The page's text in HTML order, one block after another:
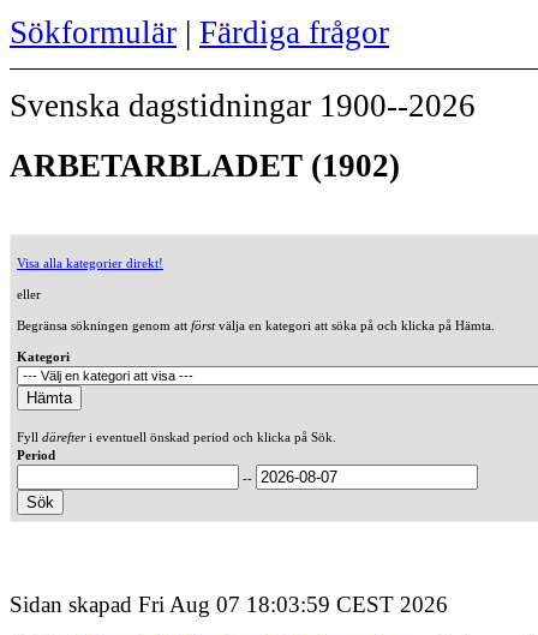
Sökformulär | Färdiga frågor
Svenska dagstidningar 1900--2026
ARBETARBLADET (1902)
Visa alla kategorier direkt!
eller
Begränsa sökningen genom att förstvälja en kategori att söka på och klicka på Hämta.
Kategori
Fyll därefteri eventuell önskad period och klicka på Sök.
Period
--
Sidan skapad Fri Aug 07 18:03:59 CEST 2026